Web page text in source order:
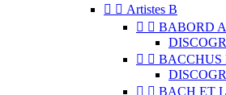
  Artistes B
  BABORD
  BACCHUS
  BACH ET